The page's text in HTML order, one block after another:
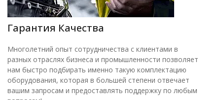
Гарантия Качества
Многолетний опыт сотрудничества с клиентами в
разных отраслях бизнеса и промышленности позволяет
нам быстро подбирать именно такую комплектацию
оборудования, которая в большей степени отвечает
вашим запросам и предоставлять поддержку по любым